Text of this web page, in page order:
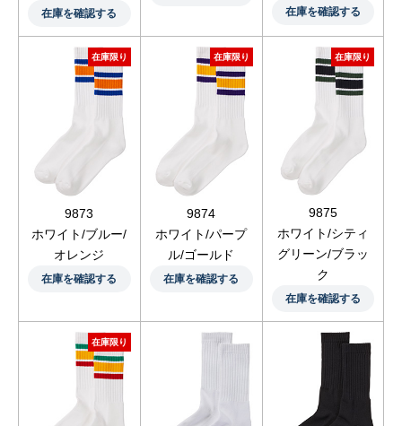
在庫を確認する 在庫を確認する
在庫限り
9873
ホワイト/ブルー/
オレンジ
在庫を確認する
在庫限り
9874
ホワイト/パープ
ル/ゴールド
在庫を確認する
在庫限り
9875
ホワイト/シティ
グリーン/ブラッ
ク
在庫を確認する
在庫限り